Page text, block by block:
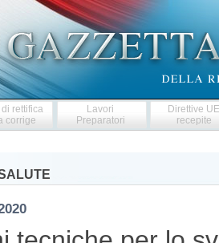
rettifica
corrige
Lavori
Preparatori
Direttive
recepite